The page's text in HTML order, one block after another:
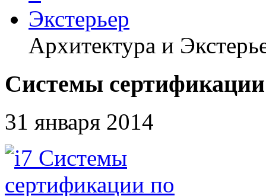
Архитектура и
Системы
31 января 2014